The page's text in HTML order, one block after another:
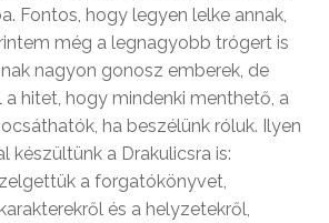
Fontos, hogy legyen lelke annak,
még a legnagyobb trógert is
nagyon gonosz emberek, de
hitet, hogy mindenki menthető, a
ha beszélünk róluk. Ilyen
készültünk a Drakulicsra is:
a forgatókönyvet,
és a helyzetekről,